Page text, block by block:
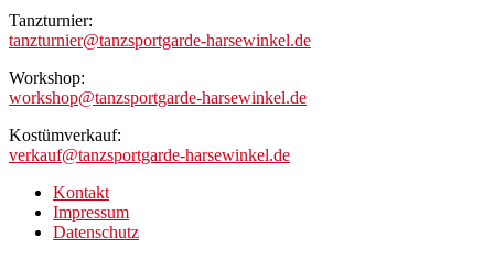
Tanzturnier:
tanzturnier@tanzsportgarde-harsewinkel.de
Workshop:
workshop@tanzsportgarde-harsewinkel.de
Kostümverkauf:
verkauf@tanzsportgarde-harsewinkel.de
Kontakt
Impressum
Datenschutz